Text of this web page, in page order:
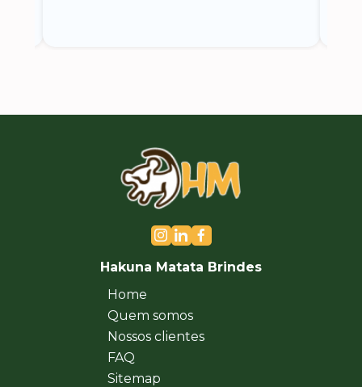
Hakuna Matata Brindes
Home
Quem somos
Nossos clientes
FAQ
Sitemap